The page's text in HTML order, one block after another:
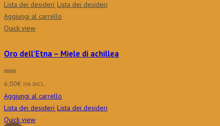
Lista dei desideri Lista dei desideri
Aggiungi al carrello
Quick view
Oro dell’Etna – Miele di achillea
6,00€ IVA INCL.
Aggiungi al carrello
Lista dei desideri Lista dei desideri
Quick view